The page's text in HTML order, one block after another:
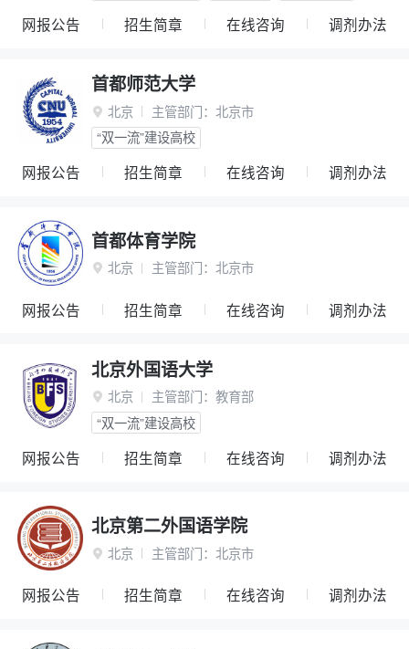
网报公告 招生简章 在线咨询 调剂办法
首都师范大学
 北京 主管部门： 北京市
“双一流”建设高校
网报公告 招生简章 在线咨询 调剂办法
首都体育学院
 北京 主管部门： 北京市
网报公告 招生简章 在线咨询 调剂办法
北京外国语大学
 北京 主管部门： 教育部
“双一流”建设高校
网报公告 招生简章 在线咨询 调剂办法
北京第二外国语学院
 北京 主管部门： 北京市
网报公告 招生简章 在线咨询 调剂办法